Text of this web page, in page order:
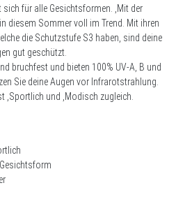
sich für alle Gesichtsformen. ,Mit der
diesem Sommer voll im Trend. Mit ihren
die Schutzstufe S3 haben, sind deine
gut geschützt.
bruchfest und bieten 100% UV-A, B und
Sie deine Augen vor Infrarotstrahlung.
,Sportlich und ,Modisch zugleich.